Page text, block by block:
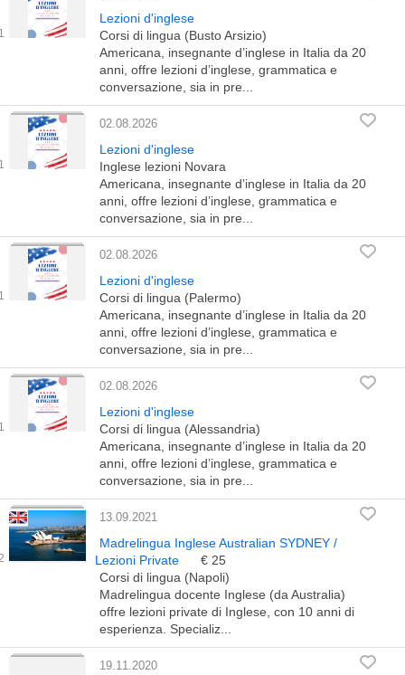
Lezioni d'inglese
Corsi di lingua (Busto Arsizio)
Americana, insegnante d’inglese in Italia da 20
anni, offre lezioni d’inglese, grammatica e
conversazione, sia in pre...
02.08.2026
Lezioni d'inglese
Inglese lezioni Novara
Americana, insegnante d’inglese in Italia da 20
anni, offre lezioni d’inglese, grammatica e
conversazione, sia in pre...
02.08.2026
Lezioni d'inglese
Corsi di lingua (Palermo)
Americana, insegnante d’inglese in Italia da 20
anni, offre lezioni d’inglese, grammatica e
conversazione, sia in pre...
02.08.2026
Lezioni d'inglese
Corsi di lingua (Alessandria)
Americana, insegnante d’inglese in Italia da 20
anni, offre lezioni d’inglese, grammatica e
conversazione, sia in pre...
13.09.2021
Madrelingua Inglese Australian SYDNEY /
Lezioni Private
€ 25
Corsi di lingua (Napoli)
Madrelingua docente Inglese (da Australia)
offre lezioni private di Inglese, con 10 anni di
esperienza. Specializ...
19.11.2020